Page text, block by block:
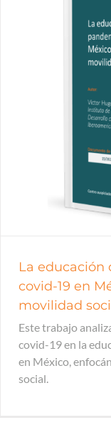
La educación
covid-19 en
movilidad
Este trabajo
covid-19 en la
en México,
social.